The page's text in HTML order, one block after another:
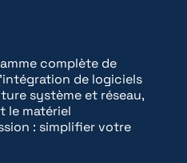
complète de
de logiciels
système et réseau,
le matériel
: simplifier votre